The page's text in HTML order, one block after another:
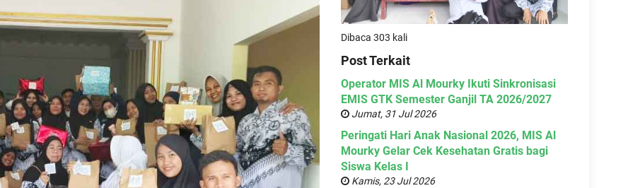
Dibaca 303 kali
Post Terkait
Operator MIS Al Mourky Ikuti Sinkronisasi
EMIS GTK Semester Ganjil TA 2026/2027
Jumat, 31 Jul 2026
Peringati Hari Anak Nasional 2026, MIS Al
Mourky Gelar Cek Kesehatan Gratis bagi
Siswa Kelas I
Kamis, 23 Jul 2026